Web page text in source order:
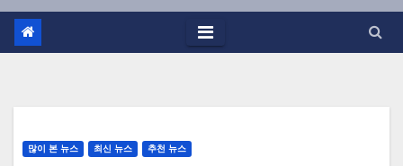
많이 본 뉴스 최신 뉴스 추천 뉴스